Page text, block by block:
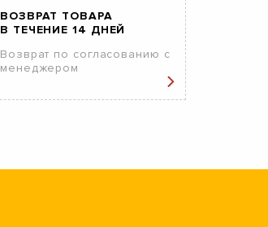
ВОЗВРАТ ТОВАРА
В ТЕЧЕНИЕ 14 ДНЕЙ
Возврат по согласованию с
менеджером